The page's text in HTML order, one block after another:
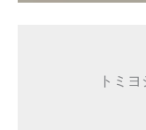
トミ